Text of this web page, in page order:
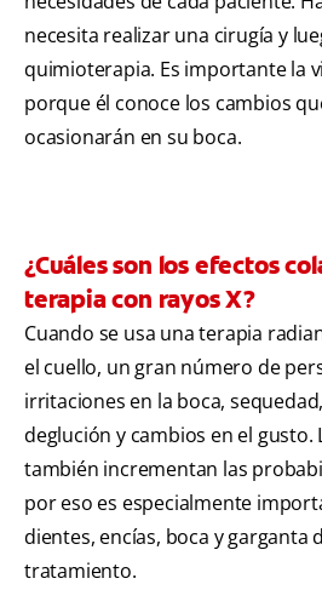
necesita realizar una cirugía y
quimioterapia. Es importante la
porque él conoce los cambios
ocasionarán en su boca.
¿Cuáles son los efectos
terapia con rayos X?
Cuando se usa una terapia
el cuello, un gran número de
irritaciones en la boca,
deglución y cambios en el gusto.
también incrementan las
por eso es especialmente
dientes, encías, boca y garganta
tratamiento.